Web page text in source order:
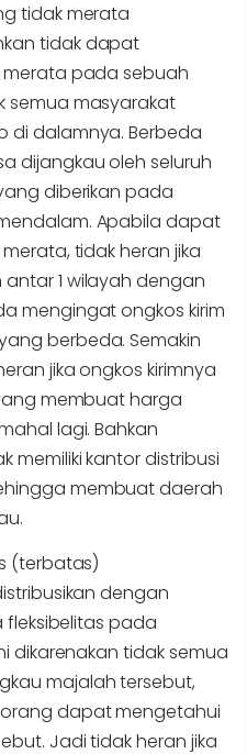
tidak merata
tidak dapat
pada sebuah
semua masyarakat
di dalamnya. Berbeda
dijangkau oleh seluruh
diberikan pada
Apabila dapat
tidak heran jika
1 wilayah dengan
mengingat ongkos kirim
berbeda. Semakin
jika ongkos kirimnya
membuat harga
lagi. Bahkan
memiliki kantor distribusi
membuat daerah
(terbatas)
dengan
fleksibelitas pada
dikarenakan tidak semua
majalah tersebut,
dapat mengetahui
Jadi tidak heran jika